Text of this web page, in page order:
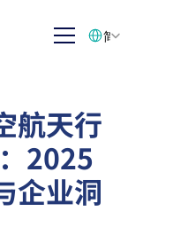
航天行
2025
企业洞
简体中文